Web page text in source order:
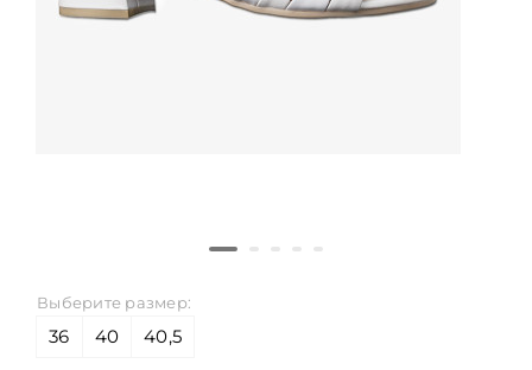
Выберите размер:
36 40 40,5